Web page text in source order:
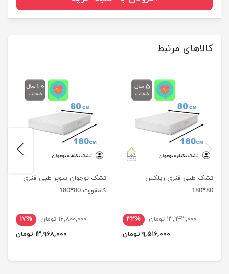
کالاهای مرتبط
تشک طبی فنری ریلکس
80*180
۱۳,۹۴۳,۰۰۰ تومان
۳۲%
۹,۵۱۶,۰۰۰ تومان
تشک نوجوان سوپر طبی فنری
کامفورت 80*180
۱۶,۸۰۰,۰۰۰ تومان
۱۷%
۱۳,۹۶۸,۰۰۰ تومان
previus